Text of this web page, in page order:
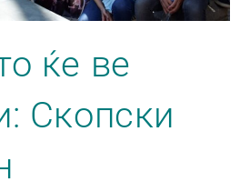
ќе ве
Скопски